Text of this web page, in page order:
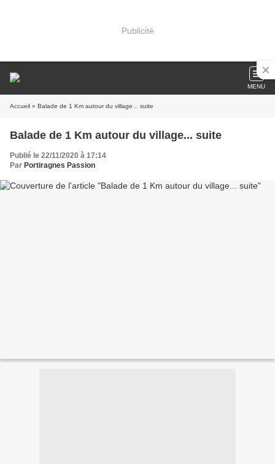
Publicité
MENU
Accueil » Balade de 1 Km autour du village... suite
Balade de 1 Km autour du village... suite
Publié le 22/11/2020 à 17:14
Par Portiragnes Passion